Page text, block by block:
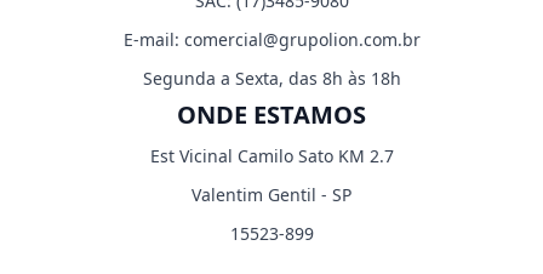
E-mail: comercial@grupolion.com.br
Segunda a Sexta, das 8h às 18h
ONDE ESTAMOS
Est Vicinal Camilo Sato KM 2.7
Valentim Gentil - SP
15523-899